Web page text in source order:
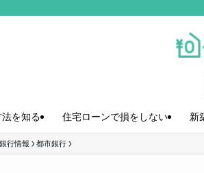
を知る 住宅ローンで損をしない 新
銀行情報 都市銀行